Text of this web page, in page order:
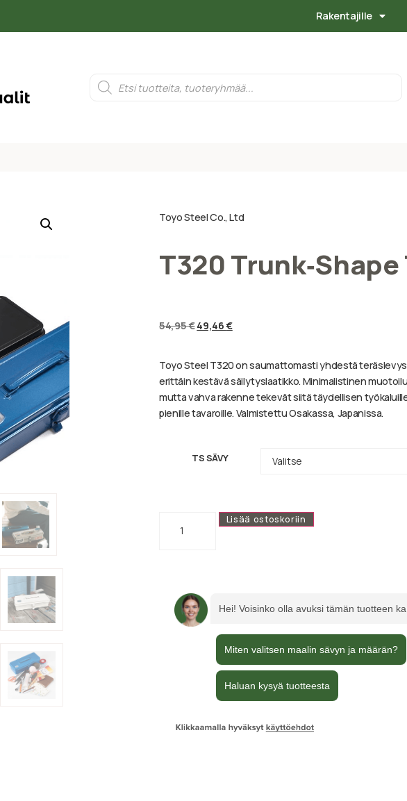
Rakentajille
Toyo Steel Co., Ltd
T320
54,95€49,46€
Toyo Steel T320 on saumattomasti yhdestä
erittäin kestävä säilytyslaatikko. Minimalistinen
mutta vahva rakenne tekevät siitä täydellisen
pienille tavaroille. Valmistettu Osakassa, Japanissa.
TS SÄVY
Lisää ostoskoriin